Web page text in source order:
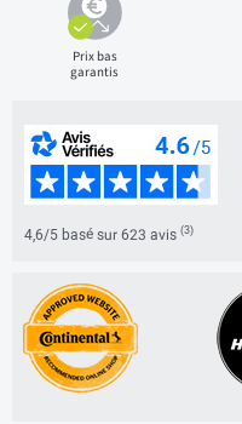
Prix bas
garantis
4,6/5 basé sur 623 avis (3)